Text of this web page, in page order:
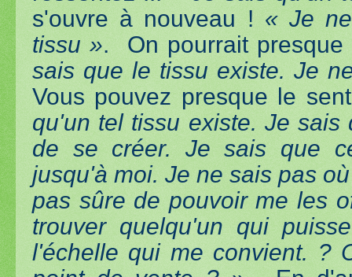
s'ouvre à nouveau ! « Je
tissu ». On pourrait
sais que le tissu existe. Je
Vous pouvez presque le
qu'un tel tissu existe. Je
de se créer. Je sais que
jusqu'à moi. Je ne sais pas
pas sûre de pouvoir me les
trouver quelqu'un qui
l'échelle qui me convient. ?